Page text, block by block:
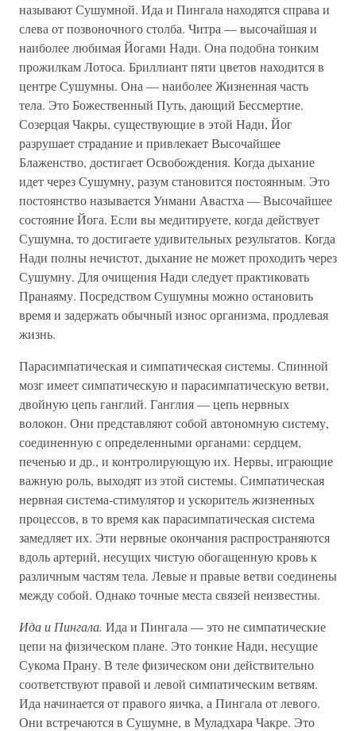
называют Сушумной. Ида и Пингала находятся справа и
слева от позвоночного столба. Читра — высочайшая и
наиболее любимая Йогами Нади. Она подобна тонким
прожилкам Лотоса. Бриллиант пяти цветов находится в
центре Сушумны. Она — наиболее Жизненная часть
тела. Это Божественный Путь, дающий Бессмертие.
Созерцая Чакры, существующие в этой Нади, Йог
разрушает страдание и привлекает Высочайшее
Блаженство, достигает Освобождения. Когда дыхание
идет через Сушумну, разум становится постоянным. Это
постоянство называется Унмани Авастха — Высочайшее
состояние Йога. Если вы медитируете, когда действует
Сушумна, то достигаете удивительных результатов. Когда
Нади полны нечистот, дыхание не может проходить через
Сушумну. Для очищения Нади следует практиковать
Пранаяму. Посредством Сушумны можно остановить
время и задержать обычный износ организма, продлевая
жизнь.
Парасимпатическая и симпатическая системы. Спинной
мозг имеет симпатическую и парасимпатическую ветви,
двойную цепь ганглий. Ганглия — цепь нервных
волокон. Они представляют собой автономную систему,
соединенную с определенными органами: сердцем,
печенью и др., и контролирующую их. Нервы, играющие
важную роль, выходят из этой системы. Симпатическая
нервная система-стимулятор и ускоритель жизненных
процессов, в то время как парасимпатическая система
замедляет их. Эти нервные окончания распространяются
вдоль артерий, несущих чистую обогащенную кровь к
различным частям тела. Левые и правые ветви соединены
между собой. Однако точные места связей неизвестны.
Ида и Пингала. Ида и Пингала — это не симпатические
цепи на физическом плане. Это тонкие Нади, несущие
Сукома Прану. В теле физическом они действительно
соответствуют правой и левой симпатическим ветвям.
Ида начинается от правого яичка, а Пингала от левого.
Они встречаются в Сушумне, в Муладхара Чакре. Это